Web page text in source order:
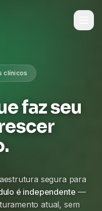
clínicos
faz seu
segura para
é independente —
atual, sem